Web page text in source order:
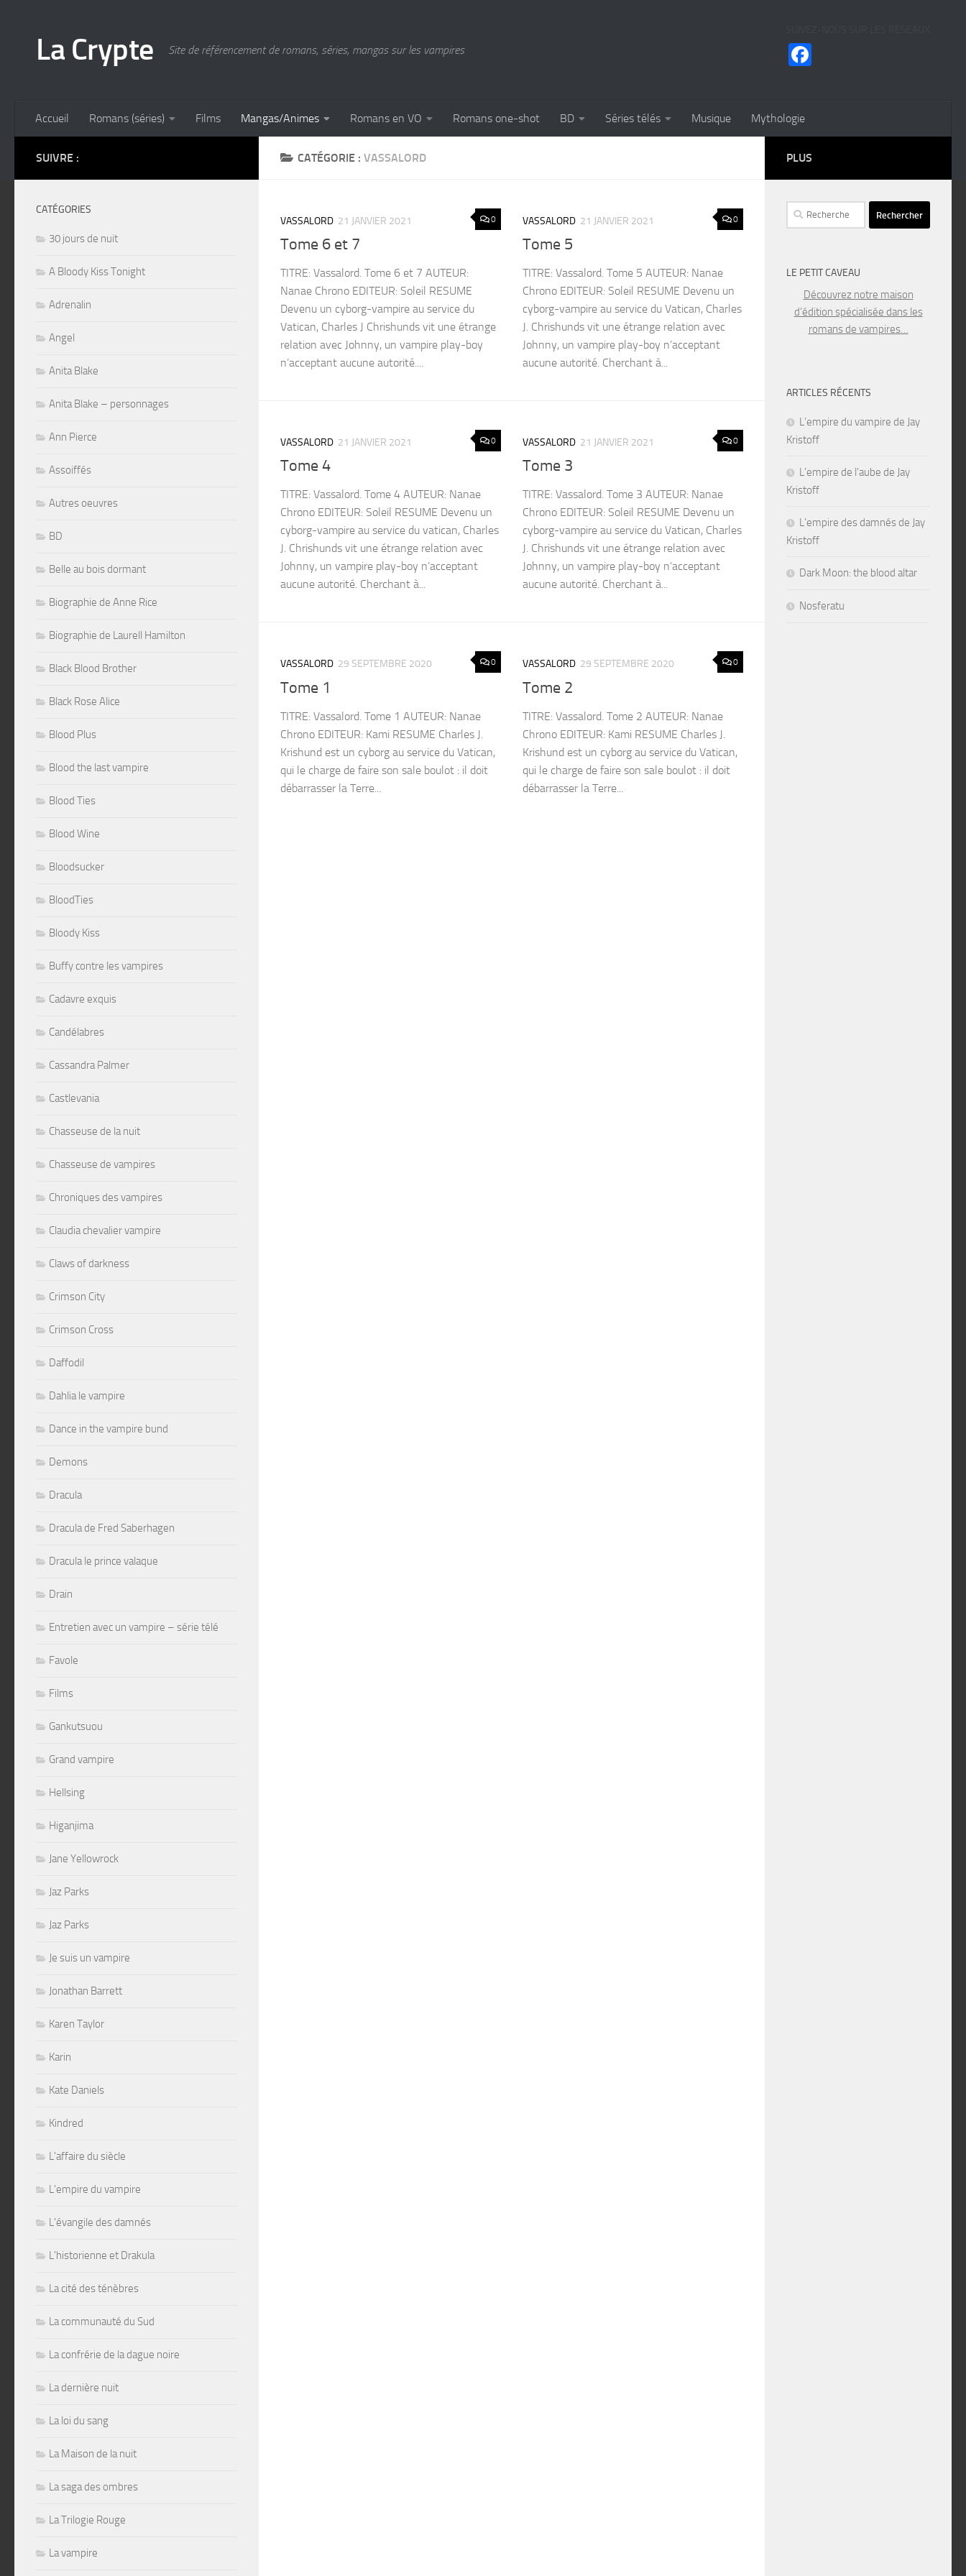
La Crypte Site de référencement de romans, séries, mangas sur les vampires
Accueil Romans (séries) Films Mangas/Animes Romans en VO Romans one-shot BD Séries télés Musique Mythologie
CATÉGORIE : VASSALORD
0
VASSALORD 21 JANVIER 2021
Tome 6 et 7
TITRE: Vassalord. Tome 6 et 7 AUTEUR:
Nanae Chrono EDITEUR: Soleil RESUME
Devenu un cyborg-vampire au service du
Vatican, Charles J Chrishunds vit une étrange
relation avec Johnny, un vampire play-boy
n’acceptant aucune autorité....
0
VASSALORD 21 JANVIER 2021
Tome 5
TITRE: Vassalord. Tome 5 AUTEUR: Nanae
Chrono EDITEUR: Soleil RESUME Devenu un
cyborg-vampire au service du Vatican, Charles
J. Chrishunds vit une étrange relation avec
Johnny, un vampire play-boy n’acceptant
aucune autorité. Cherchant à...
0
VASSALORD 21 JANVIER 2021
Tome 4
TITRE: Vassalord. Tome 4 AUTEUR: Nanae
Chrono EDITEUR: Soleil RESUME Devenu un
cyborg-vampire au service du vatican, Charles
J. Chrishunds vit une étrange relation avec
Johnny, un vampire play-boy n’acceptant
aucune autorité. Cherchant à...
0
VASSALORD 21 JANVIER 2021
Tome 3
TITRE: Vassalord. Tome 3 AUTEUR: Nanae
Chrono EDITEUR: Soleil RESUME Devenu un
cyborg-vampire au service du Vatican, Charles
J. Chrishunds vit une étrange relation avec
Johnny, un vampire play-boy n’acceptant
aucune autorité. Cherchant à...
0
VASSALORD 29 SEPTEMBRE 2020
Tome 1
TITRE: Vassalord. Tome 1 AUTEUR: Nanae
Chrono EDITEUR: Kami RESUME Charles J.
Krishund est un cyborg au service du Vatican,
qui le charge de faire son sale boulot : il doit
débarrasser la Terre...
0
VASSALORD 29 SEPTEMBRE 2020
Tome 2
TITRE: Vassalord. Tome 2 AUTEUR: Nanae
Chrono EDITEUR: Kami RESUME Charles J.
Krishund est un cyborg au service du Vatican,
qui le charge de faire son sale boulot : il doit
débarrasser la Terre...
SUIVRE :
CATÉGORIES
30 jours de nuit
A Bloody Kiss Tonight
Adrenalin
Angel
Anita Blake
Anita Blake – personnages
Ann Pierce
Assoiffés
Autres oeuvres
BD
Belle au bois dormant
Biographie de Anne Rice
Biographie de Laurell Hamilton
Black Blood Brother
Black Rose Alice
Blood Plus
Blood the last vampire
Blood Ties
Blood Wine
Bloodsucker
BloodTies
Bloody Kiss
Buffy contre les vampires
Cadavre exquis
Candélabres
Cassandra Palmer
Castlevania
Chasseuse de la nuit
Chasseuse de vampires
Chroniques des vampires
Claudia chevalier vampire
Claws of darkness
Crimson City
Crimson Cross
Daffodil
Dahlia le vampire
Dance in the vampire bund
Demons
Dracula
Dracula de Fred Saberhagen
Dracula le prince valaque
Drain
Entretien avec un vampire – série télé
Favole
Films
Gankutsuou
Grand vampire
Hellsing
Higanjima
Jane Yellowrock
Jaz Parks
Jaz Parks
Je suis un vampire
Jonathan Barrett
Karen Taylor
Karin
Kate Daniels
Kindred
L'affaire du siècle
L'empire du vampire
L'évangile des damnés
L'historienne et Drakula
La cité des ténèbres
La communauté du Sud
La confrérie de la dague noire
La dernière nuit
La loi du sang
La Maison de la nuit
La saga des ombres
La Trilogie Rouge
La vampire
PLUS
Rechercher :
LE PETIT CAVEAU
Découvrez notre maison
d’édition spécialisée dans les
romans de vampires…
ARTICLES RÉCENTS
L’empire du vampire de Jay
Kristoff
L’empire de l’aube de Jay
Kristoff
L’empire des damnés de Jay
Kristoff
Dark Moon: the blood altar
Nosferatu